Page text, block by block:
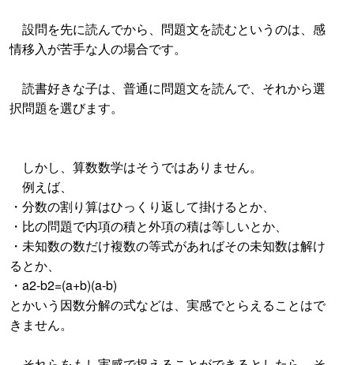
設問を先に読んでから、問題文を読むというのは、感
情移入が苦手な人の場合です。
読書好きな子は、普通に問題文を読んで、それから選
択問題を選びます。
しかし、算数数学はそうではありません。
例えば、
・分数の割り算はひっくり返して掛けるとか、
・比の問題で内項の積と外項の積は等しいとか、
・未知数の数だけ複数の等式があればその未知数は解け
るとか、
・a2-b2=(a+b)(a-b)
とかいう因数分解の式などは、実感でとらえることはで
きません。